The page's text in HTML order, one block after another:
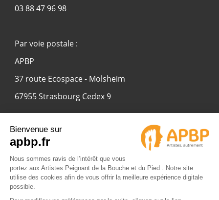
03 88 47 96 98
Par voie postale :
APBP
37 route Ecospace - Molsheim
67955 Strasbourg Cedex 9